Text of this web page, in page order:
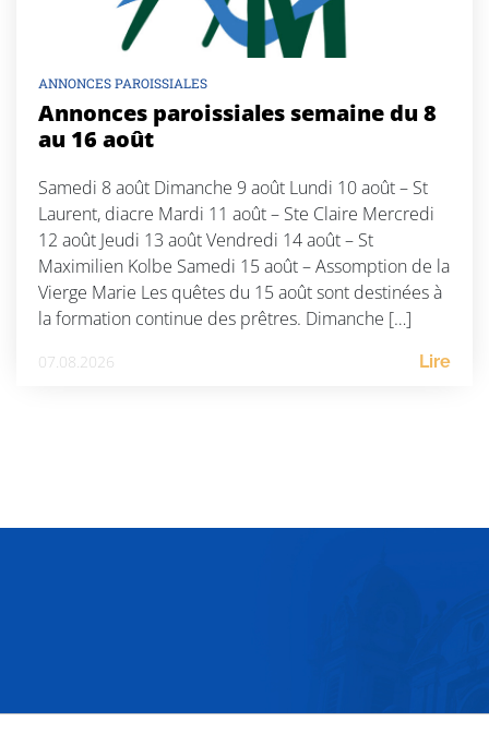
ANNONCES PAROISSIALES
Annonces paroissiales semaine du 8
au 16 août
Samedi 8 août Dimanche 9 août Lundi 10 août – St
Laurent, diacre Mardi 11 août – Ste Claire Mercredi
12 août Jeudi 13 août Vendredi 14 août – St
Maximilien Kolbe Samedi 15 août – Assomption de la
Vierge Marie Les quêtes du 15 août sont destinées à
la formation continue des prêtres. Dimanche […]
07.08.2026 Lire